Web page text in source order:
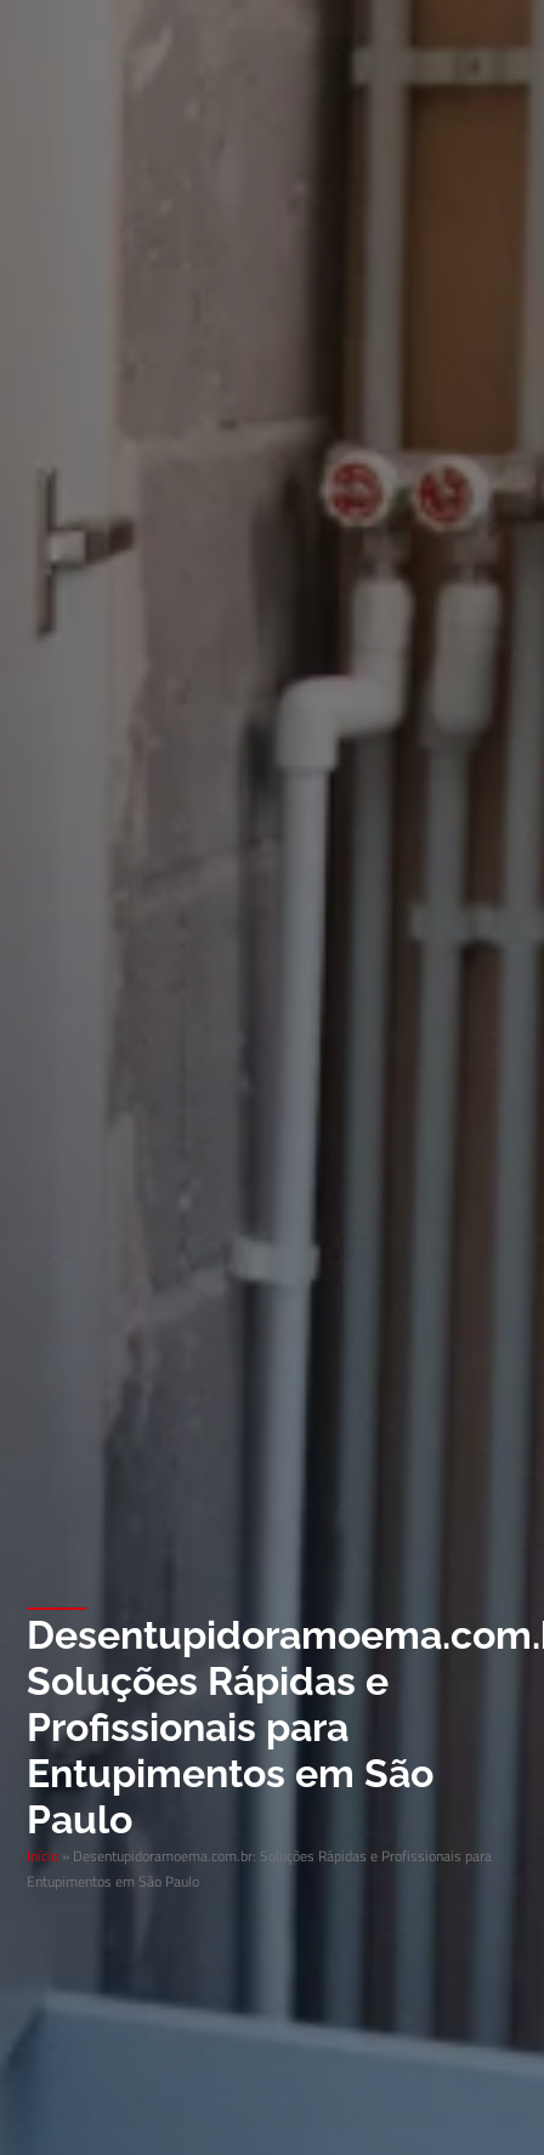
Soluções Rápidas e
Profissionais para
Entupimentos em São
Paulo
Início » Desentupidoramoema.com.br: Soluções Rápidas e Profissionais para
Entupimentos em São Paulo